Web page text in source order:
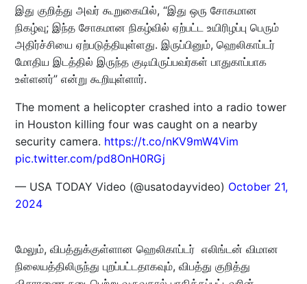
இது குறித்து அவர் கூறுகையில், “இது ஒரு சோகமான
நிகழ்வு; இந்த சோகமான நிகழ்வில் ஏற்பட்ட உயிரிழப்பு பெரும்
அதிர்ச்சியை ஏற்படுத்தியுள்ளது. இருப்பினும், ஹெலிகாப்டர்
மோதிய இடத்தில் இருந்த குடியிருப்பவர்கள் பாதுகாப்பாக
உள்ளனர்” என்று கூறியுள்ளார்.
The moment a helicopter crashed into a radio tower
in Houston killing four was caught on a nearby
security camera. https://t.co/nKV9mW4Vim
pic.twitter.com/pd8OnH0RGj
— USA TODAY Video (@usatodayvideo) October 21,
2024
மேலும், விபத்துக்குள்ளான ஹெலிகாப்டர் எலிங்டன் விமான
நிலையத்திலிருந்து புறப்பட்டதாகவும், விபத்து குறித்து